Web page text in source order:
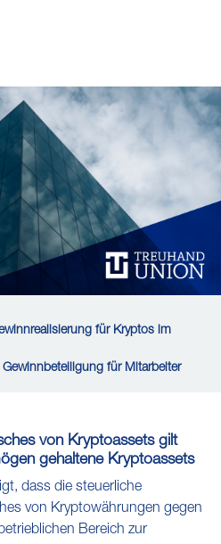
für Kryptos im
für Mitarbeiter
von Kryptoassets gilt
gehaltene Kryptoassets
dass die steuerliche
von Kryptowährungen gegen
Bereich zur